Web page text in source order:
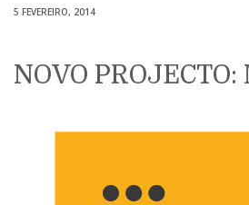
5 FEVEREIRO, 2014
NOVO